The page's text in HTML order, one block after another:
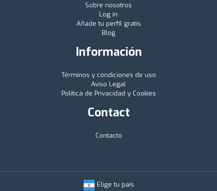
Sobre nosotros
Log in
Añade tu perfil gratis
Blog
Información
Términos y condiciones de uso
Aviso Legal
Política de Privacidad y Cookies
Contact
Contacto
Elige tu país